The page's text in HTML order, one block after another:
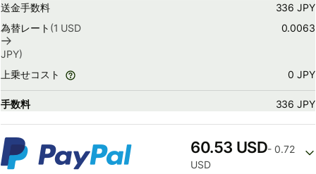
送金手数料
336 JPY
為替レート (1 USD
JPY)
0.0063
上乗せコスト 0 JPY
手数料 336 JPY
60.53 USD- 0.72
USD